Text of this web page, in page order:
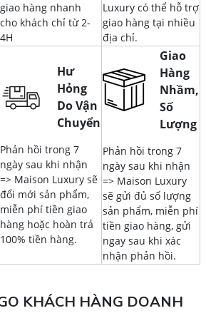
giao hàng nhanh
cho khách chỉ từ 2-
4H
Luxury có thể hỗ trợ
giao hàng tại nhiều
địa chỉ.
Hư
Hỏng
Do Vận
Chuyển
Phản hồi trong 7
ngày sau khi nhận
=> Maison Luxury sẽ
đổi mới sản phẩm,
miễn phí tiền giao
hàng hoặc hoàn trả
100% tiền hàng.
Giao
Hàng
Nhầm,
Số
Lượng
Phản hồi trong 7
ngày sau khi nhận
=> Maison Luxury
sẽ gửi đủ số lượng
sản phẩm, miễn phí
tiền giao hàng, gửi
ngay sau khi xác
nhận phản hồi.
KHÁCH HÀNG DOANH